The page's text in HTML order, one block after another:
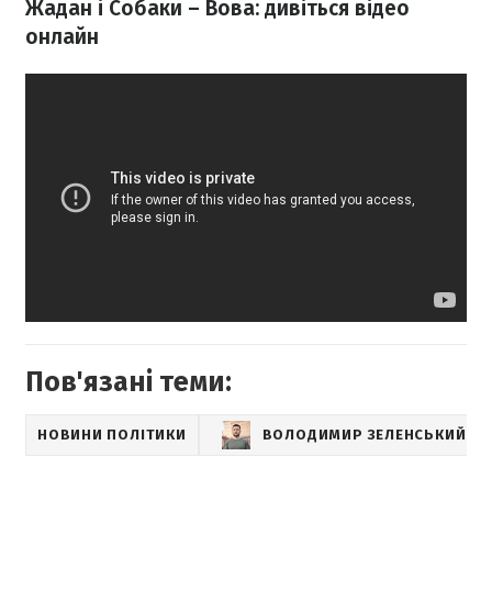
Жадан і Собаки – Вова: дивіться відео
онлайн
Пов'язані теми:
НОВИНИ ПОЛІТИКИ ВОЛОДИМИР ЗЕЛЕНСЬКИЙ